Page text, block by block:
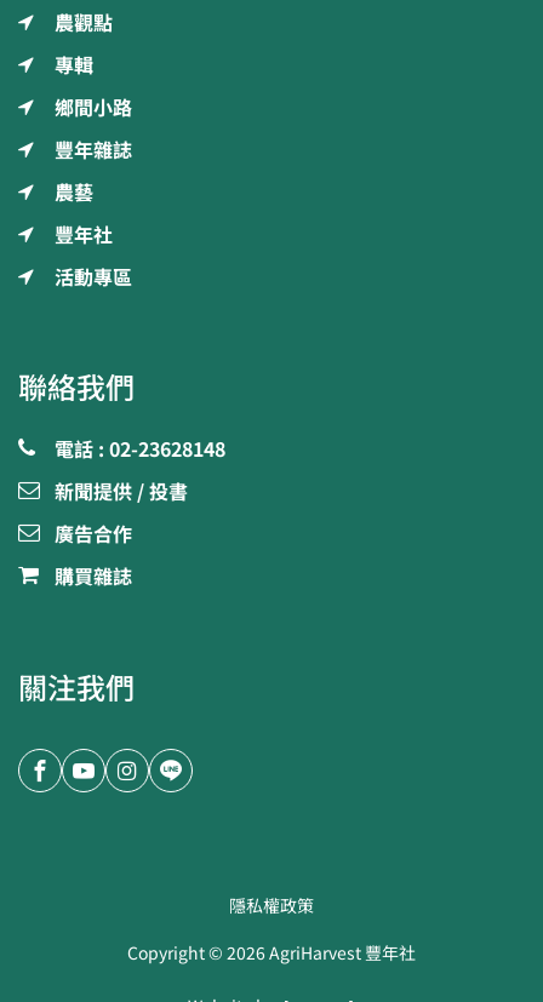
農觀點
專輯
鄉間小路
豐年雜誌
農藝
豐年社
活動專區
聯絡我們
電話 : 02-23628148
新聞提供 / 投書
廣告合作
購買雜誌
關注我們
隱私權政策
Copyright ©2026AgriHarvest 豐年社